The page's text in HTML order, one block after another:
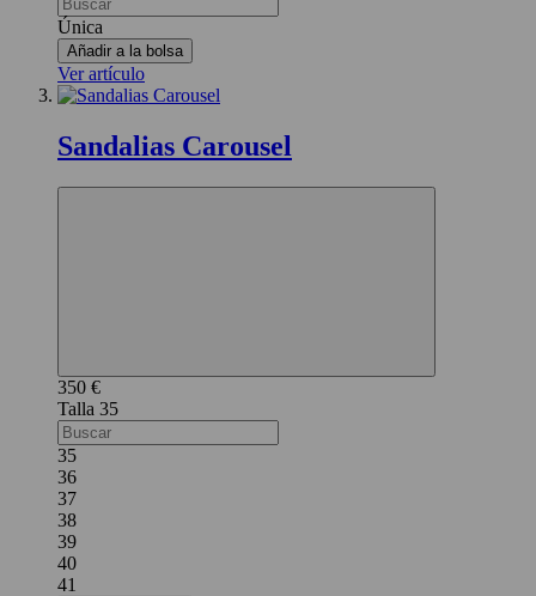
Única
Añadir a la bolsa
Ver artículo
Sandalias Carousel
350 €
35
35
36
37
38
39
40
41